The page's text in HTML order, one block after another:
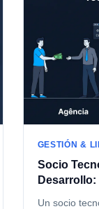
GESTIÓN &
Socio
Un socio